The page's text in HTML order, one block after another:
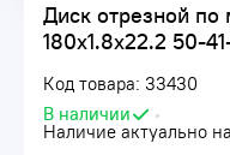
Диск отрезной по
180х1.8х22.2 50-
Код товара: 33430
В наличии
•
Наличие актуально